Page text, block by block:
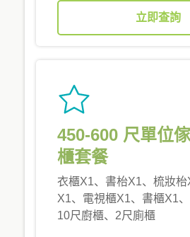
立即查詢
450-600 尺單位
櫃套餐
衣櫃X1、書枱X1、梳妝枱
X1、電視櫃X1、書櫃X1、
10尺廚櫃、2尺廁櫃